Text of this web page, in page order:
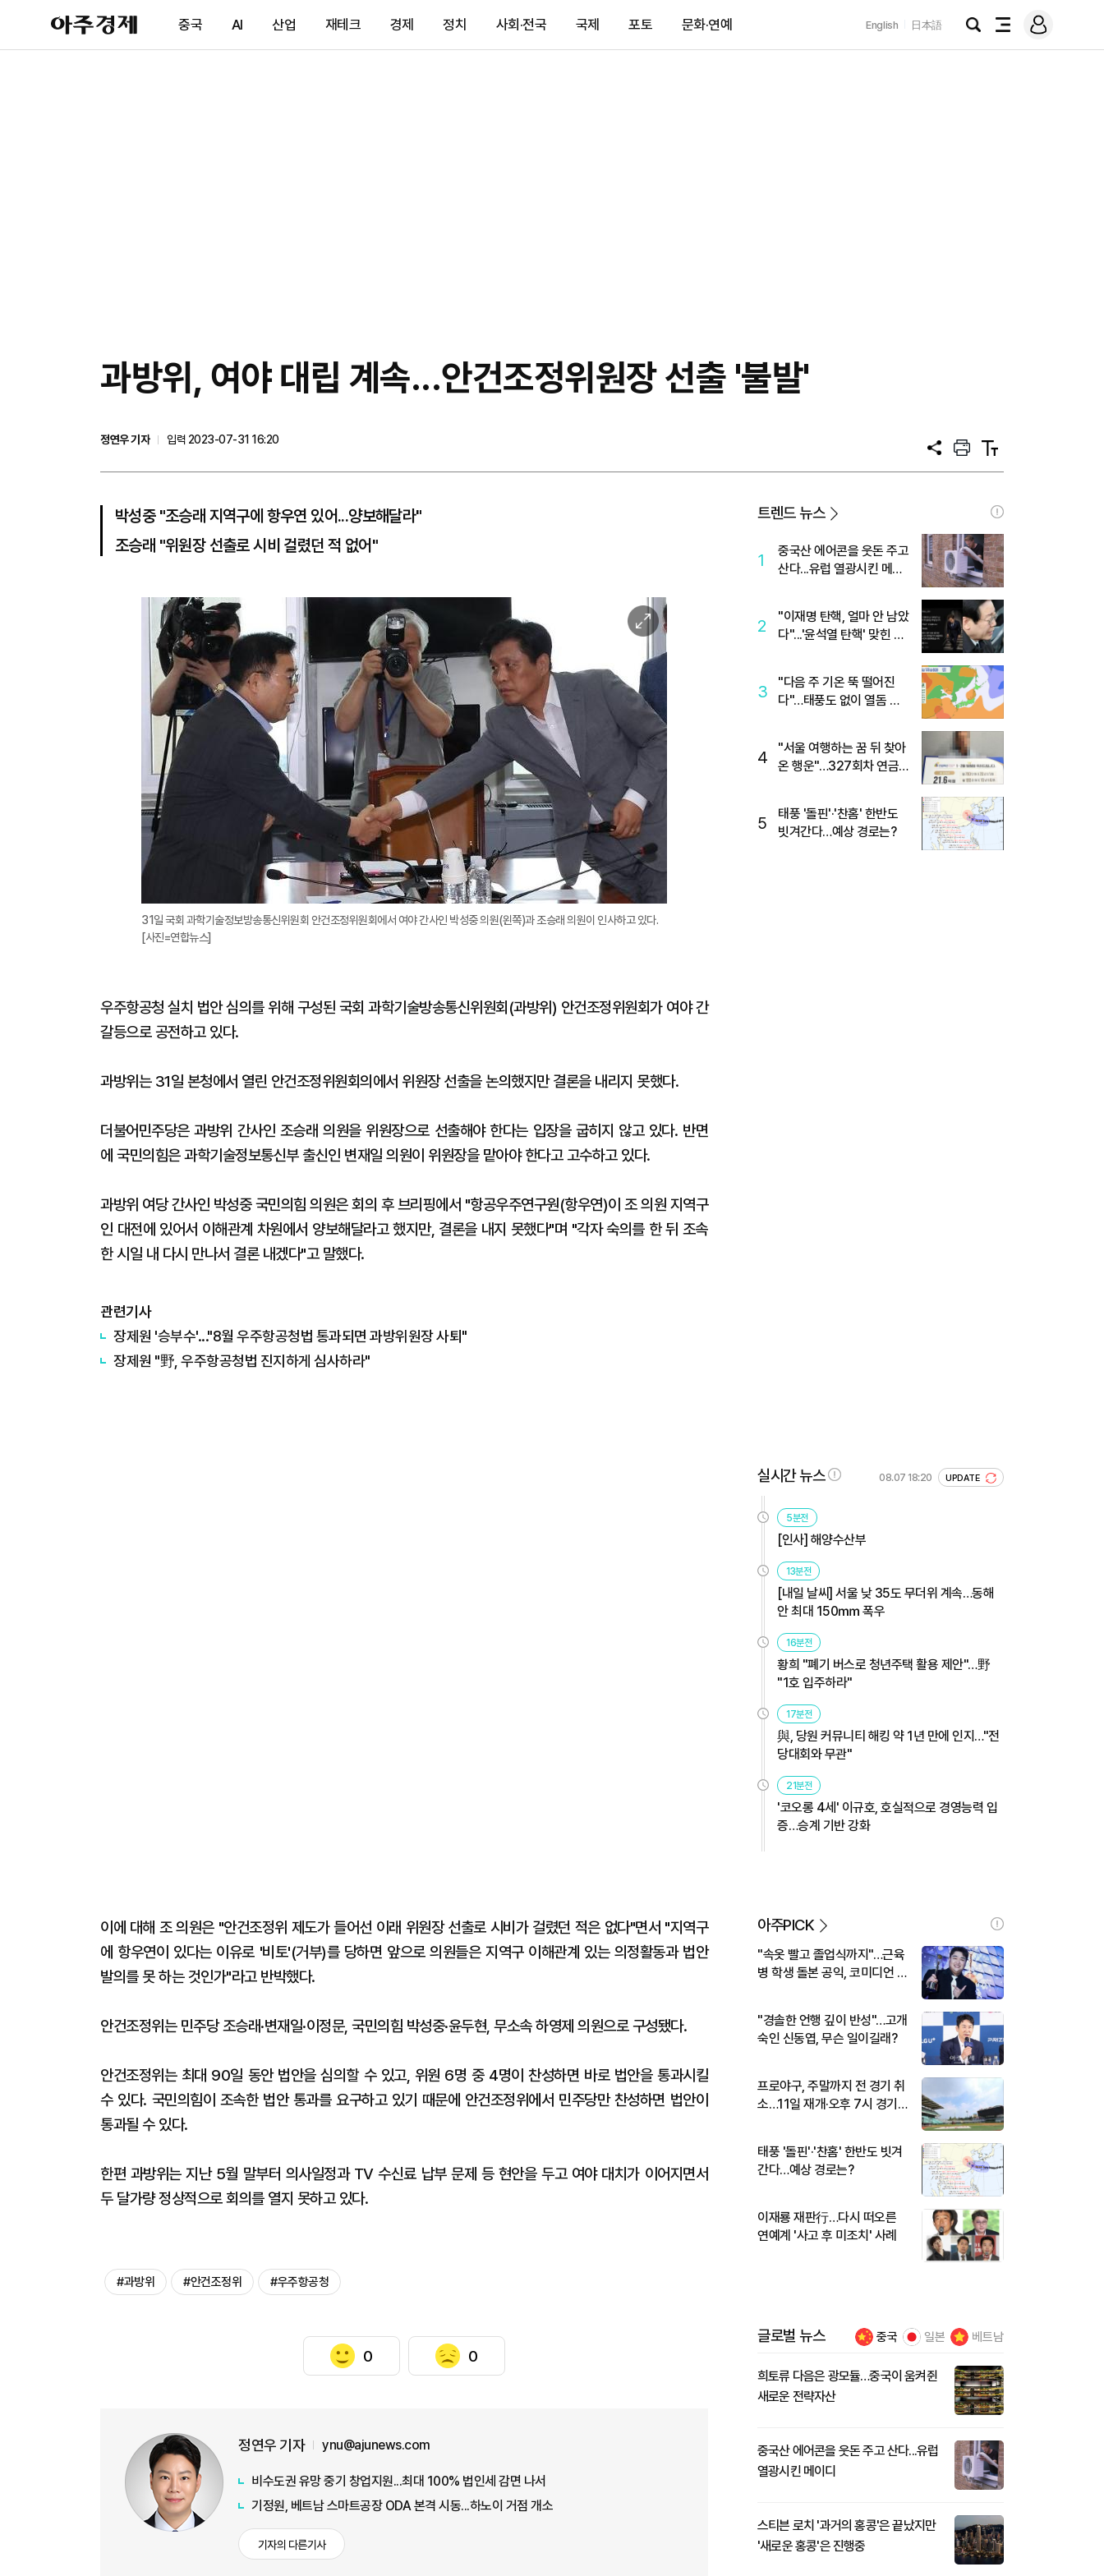
아
주
제
중국 AI 산업 재테크 경제 정치 사회·전국 국제 포토 문화·연예 English 日本語
검
전
메
그
과방위, 여야 대립 계속...안건조정위원장 선출 '불발'
정연우 기자
입력 2023-07-31 16:20
공
프
트
텍
트
박성중 "조승래 지역구에 항우연 있어...양보해달라"
조승래 "위원장 선출로 시비 걸렸던 적 없어"
이
미
확
대
31일 국회 과학기술정보방송통신위원회 안건조정위원회에서 여야 간사인 박성중 의원(왼쪽)과 조승래 의원이 인사하고 있다.
[사진=연합뉴스]
우주항공청 실치 법안 심의를 위해 구성된 국회 과학기술방송통신위원회(과방위) 안건조정위원회가 여야 간
갈등으로 공전하고 있다.
과방위는 31일 본청에서 열린 안건조정위원회의에서 위원장 선출을 논의했지만 결론을 내리지 못했다.
더불어민주당은 과방위 간사인 조승래 의원을 위원장으로 선출해야 한다는 입장을 굽히지 않고 있다. 반면
에 국민의힘은 과학기술정보통신부 출신인 변재일 의원이 위원장을 맡아야 한다고 고수하고 있다.
과방위 여당 간사인 박성중 국민의힘 의원은 회의 후 브리핑에서 "항공우주연구원(항우연)이 조 의원 지역구
인 대전에 있어서 이해관계 차원에서 양보해달라고 했지만, 결론을 내지 못했다"며 "각자 숙의를 한 뒤 조속
한 시일 내 다시 만나서 결론 내겠다"고 말했다.
관련기사
장제원 '승부수'..."8월 우주항공청법 통과되면 과방위원장 사퇴"
장제원 "野, 우주항공청법 진지하게 심사하라"
이에 대해 조 의원은 "안건조정위 제도가 들어선 이래 위원장 선출로 시비가 걸렸던 적은 없다"면서 "지역구
에 항우연이 있다는 이유로 '비토'(거부)를 당하면 앞으로 의원들은 지역구 이해관계 있는 의정활동과 법안
발의를 못 하는 것인가"라고 반박했다.
안건조정위는 민주당 조승래·변재일·이정문, 국민의힘 박성중·윤두현, 무소속 하영제 의원으로 구성됐다.
안건조정위는 최대 90일 동안 법안을 심의할 수 있고, 위원 6명 중 4명이 찬성하면 바로 법안을 통과시킬
수 있다. 국민의힘이 조속한 법안 통과를 요구하고 있기 때문에 안건조정위에서 민주당만 찬성하면 법안이
통과될 수 있다.
한편 과방위는 지난 5월 말부터 의사일정과 TV 수신료 납부 문제 등 현안을 두고 여야 대치가 이어지면서
두 달가량 정상적으로 회의를 열지 못하고 있다.
#과방위 #안건조정위 #우주항공청
0 0
정연우 기자 ynu@ajunews.com
비수도권 유망 중기 창업지원...최대 100% 법인세 감면 나서
기정원, 베트남 스마트공장 ODA 본격 시동...하노이 거점 개소
기자의 다른기사
트렌드 뉴스
1
중국산 에어콘을 웃돈 주고
산다...유럽 열광시킨 메이
2
"이재명 탄핵, 얼마 안 남았
다"...'윤석열 탄핵' 맞힌 무
3
"다음 주 기온 뚝 떨어진
다"…태풍도 없이 열돔 박
4
"서울 여행하는 꿈 뒤 찾아
온 행운"…327회차 연금
5
태풍 '돌핀'·'찬홈' 한반도
빗겨간다…예상 경로는?
실시간 뉴스 08.07 18:20 UPDATE
5분전
[인사] 해양수산부
13분전
[내일 날씨] 서울 낮 35도 무더위 계속…동해
안 최대 150㎜ 폭우
16분전
황희 "폐기 버스로 청년주택 활용 제안"…野
"1호 입주하라"
17분전
與, 당원 커뮤니티 해킹 약 1년 만에 인지…"전
당대회와 무관"
21분전
'코오롱 4세' 이규호, 호실적으로 경영능력 입
증…승계 기반 강화
아주PICK
"속옷 빨고 졸업식까지"…근육
병 학생 돌본 공익, 코미디언 김
"경솔한 언행 깊이 반성"…고개
숙인 신동엽, 무슨 일이길래?
프로야구, 주말까지 전 경기 취
소…11일 재개·오후 7시 경기
태풍 '돌핀'·'찬홈' 한반도 빗겨
간다…예상 경로는?
이재룡 재판行…다시 떠오른
연예계 '사고 후 미조치' 사례
글로벌 뉴스 중국 일본 베트남
희토류 다음은 광모듈…중국이 움켜쥔
새로운 전략자산
중국산 에어콘을 웃돈 주고 산다...유럽
열광시킨 메이디
스티븐 로치 '과거의 홍콩'은 끝났지만
'새로운 홍콩'은 진행중